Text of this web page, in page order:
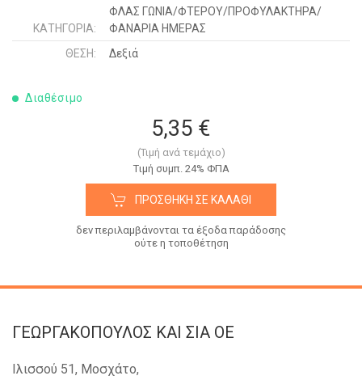
CRUZE - 2009-2013
DAEWOO - CHEVROLET - CHEVROLET
ORLANDO - 2011-
OPEL - MERIVA - 2010-2014
OPEL - CORSA E - 2015-2019
ΚΑΤΗΓΟΡΊΑ:
ΦΛΑΣ ΓΩΝΙΑ/ΦΤΕΡΟΥ/ΠΡΟΦΥΛΑΚΤΗΡΑ/
ΦΑΝΑΡΙΑ ΗΜΕΡΑΣ
ΘΈΣΗ:
Δεξιά
Διαθέσιμο
5,35 €
(Τιμή ανά τεμάχιο)
Tιμή συμπ. 24% ΦΠΑ
ΠΡΟΣΘΉΚΗ ΣΕ ΚΑΛΆΘΙ
δεν περιλαμβάνονται τα έξοδα παράδοσης
ούτε η τοποθέτηση
ΓΕΩΡΓΑΚΟΠΟΥΛΟΣ KAI ΣΙΑ OE
Ιλισσού 51, Μοσχάτο,